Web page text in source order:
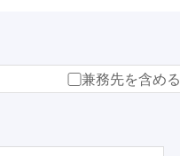
兼務先を含める